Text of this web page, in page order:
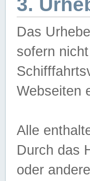
Das
sofern
Webseiten
Alle
Durch das
oder